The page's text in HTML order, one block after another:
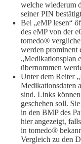
welche wiederum
seiner PIN
Bei „eMP lesen“
des eMP von der
tomedo®
werden prominent
„Medikationsplan
übernommen
Unter dem Reiter
Medikationsdaten
sind. Links
geschehen soll.
in den BMP des
hier angezeigt,
in tomedo®
Vergleich zu den